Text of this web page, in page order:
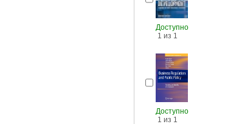
Доступно
1 из 1
Доступно
1 из 1